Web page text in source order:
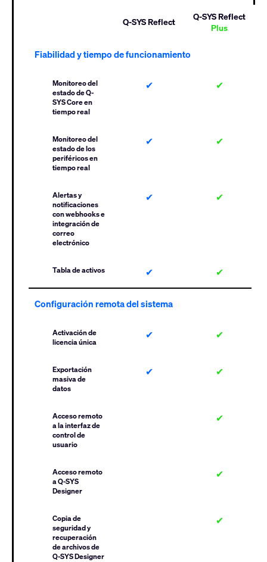
Q-SYS Reflect
Q-SYS Reflect
Plus
Fiabilidad y tiempo de funcionamiento
Monitoreo del
estado de Q-
SYS Core en
tiempo real
✔ ✔
Monitoreo del
estado de los
periféricos en
tiempo real
✔ ✔
Alertas y
notificaciones
con webhooks e
integración de
correo
electrónico
✔ ✔
Tabla de activos ✔ ✔
Configuración remota del sistema
Activación de
licencia única
✔ ✔
Exportación
masiva de
datos
✔ ✔
Acceso remoto
a la interfaz de
control de
usuario
✔
Acceso remoto
a Q-SYS
Designer
✔
Copia de
seguridad y
recuperación
de archivos de
Q-SYS Designer
✔